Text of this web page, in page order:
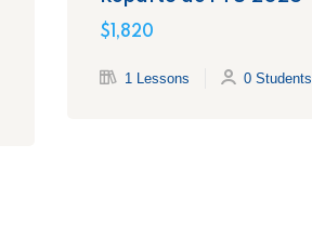
$1,820
1 Lessons 0 Students